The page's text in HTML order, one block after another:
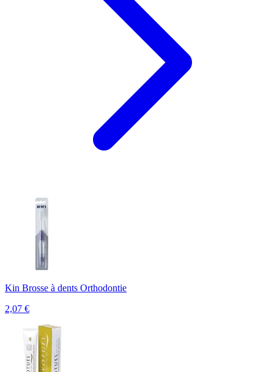
Kin Brosse à dents Orthodontie
2,07 €